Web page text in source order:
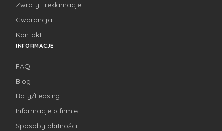
Zwroty i reklamacje
Gwarancja
Kontakt
INFORMACJE
FAQ
Blog
Raty/Leasing
Informacje o firmie
Sposoby płatności